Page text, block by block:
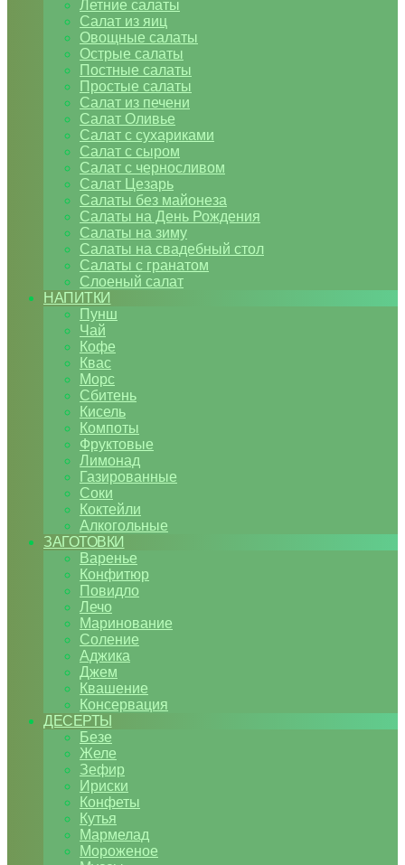
Летние салаты
Салат из яиц
Овощные салаты
Острые салаты
Постные салаты
Простые салаты
Салат из печени
Салат Оливье
Салат с сухариками
Салат с сыром
Салат с черносливом
Салат Цезарь
Салаты без майонеза
Салаты на День Рождения
Салаты на зиму
Салаты на свадебный стол
Салаты с гранатом
Слоеный салат
НАПИТКИ
Пунш
Чай
Кофе
Квас
Морс
Сбитень
Кисель
Компоты
Фруктовые
Лимонад
Газированные
Соки
Коктейли
Алкогольные
ЗАГОТОВКИ
Варенье
Конфитюр
Повидло
Лечо
Маринование
Соление
Аджика
Джем
Квашение
Консервация
ДЕСЕРТЫ
Безе
Желе
Зефир
Ириски
Конфеты
Кутья
Мармелад
Мороженое